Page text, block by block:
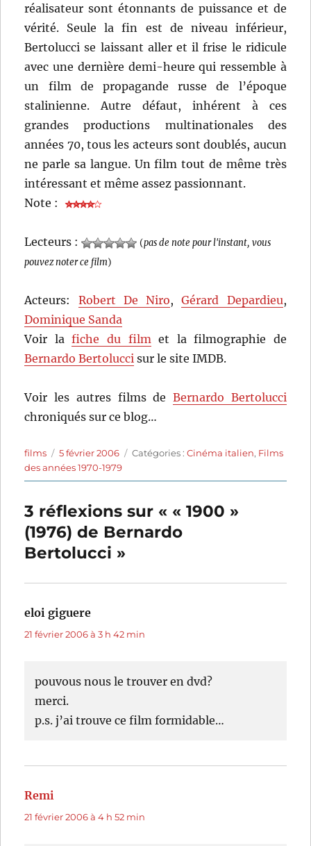
réalisateur sont étonnants de puissance et de
vérité. Seule la fin est de niveau inférieur,
Bertolucci se laissant aller et il frise le ridicule
avec une dernière demi-heure qui ressemble à
un film de propagande russe de l’époque
stalinienne. Autre défaut, inhérent à ces
grandes productions multinationales des
années 70, tous les acteurs sont doublés, aucun
ne parle sa langue. Un film tout de même très
intéressant et même assez passionnant.
Note :
Lecteurs : (pas de note pour l'instant, vous
pouvez noter ce film)
Acteurs: Robert De Niro,Gérard Depardieu,
Dominique Sanda
Voir lafiche du filmet la filmographie de
Bernardo Bertolucci sur le site IMDB.
Voir les autres films de Bernardo Bertolucci
chroniqués sur ce blog…
Auteur
films
Publié
le
5 février 2006 Catégories
Catégories :Cinéma italien, Films
des années 1970-1979
3 réflexions sur « « 1900 »
(1976) de Bernardo
Bertolucci »
eloi giguere
21 février 2006 à 3 h 42 min
pouvous nous le trouver en dvd?
merci.
p.s. j’ai trouve ce film formidable…
Remi
21 février 2006 à 4 h 52 min